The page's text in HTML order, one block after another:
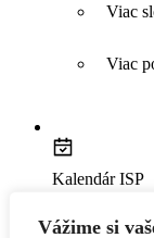
Vážime si
Viac
Viac
Kalendár ISP